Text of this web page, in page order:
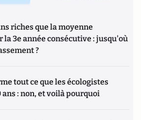
riches que la moyenne
la 3e année consécutive : jusqu'où
?
tout ce que les écologistes
: non, et voilà pourquoi